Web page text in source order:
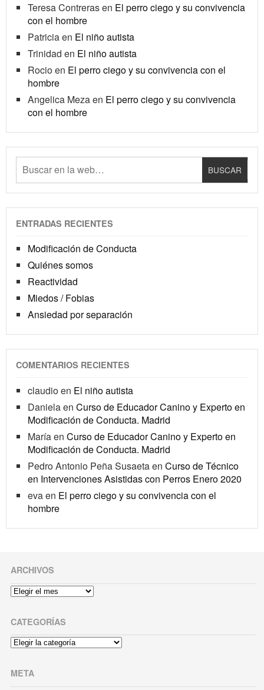
Teresa Contrerasen El perro ciego y su convivencia
con el hombre
Patriciaen El niño autista
Trinidad en El niño autista
Rocioen El perro ciego y su convivencia con el
hombre
Angelica Mezaen El perro ciego y su convivencia
con el hombre
ENTRADAS RECIENTES
Modificación de Conducta
Quiénes somos
Reactividad
Miedos / Fobias
Ansiedad por separación
COMENTARIOS RECIENTES
claudioen El niño autista
Danielaen Curso de Educador Canino y Experto en
Modificación de Conducta. Madrid
Maríaen Curso de Educador Canino y Experto en
Modificación de Conducta. Madrid
Pedro Antonio Peña Susaetaen Curso de Técnico
en Intervenciones Asistidas con Perros Enero 2020
evaen El perro ciego y su convivencia con el
hombre
ARCHIVOS
Archivos
CATEGORÍAS
Categorías
META